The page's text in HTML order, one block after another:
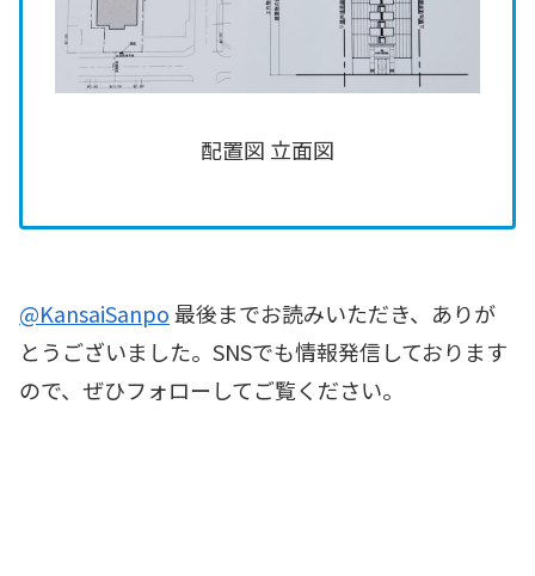
配置図 立面図
@KansaiSanpo最後までお読みいただき、ありが
とうございました。SNSでも情報発信しております
ので、ぜひフォローしてご覧ください。